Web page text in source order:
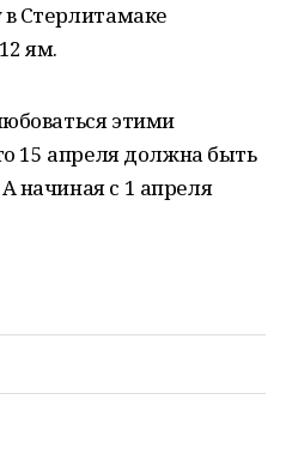
Стерлитамаке
ям.
этими
15 апреля должна быть
начиная с 1 апреля